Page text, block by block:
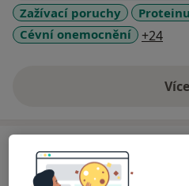
Zažívací poruchy
Cévní onemocnění
+24
Více
o
Celkové vyšetření